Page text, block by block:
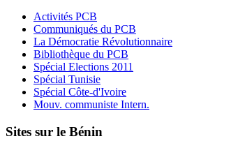
Activités PCB
Communiqués du PCB
La Démocratie Révolutionnaire
Bibliothèque du PCB
Spécial Elections 2011
Spécial Tunisie
Spécial Côte-d'Ivoire
Mouv. communiste Intern.
Sites sur le Bénin